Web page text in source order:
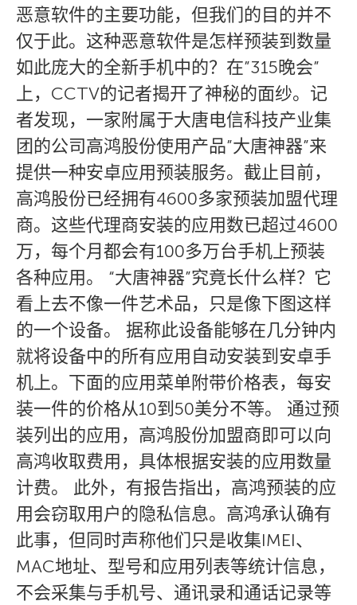
恶意软件的主要功能，但我们的目的并不
仅于此。这种恶意软件是怎样预装到数量
如此庞大的全新手机中的？在”315晚会”
上，CCTV的记者揭开了神秘的面纱。记
者发现，一家附属于大唐电信科技产业集
团的公司高鸿股份使用产品”大唐神器”来
提供一种安卓应用预装服务。截止目前，
高鸿股份已经拥有4600多家预装加盟代理
商。这些代理商安装的应用数已超过4600
万，每个月都会有100多万台手机上预装
各种应用。 “大唐神器”究竟长什么样？它
看上去不像一件艺术品，只是像下图这样
的一个设备。 据称此设备能够在几分钟内
就将设备中的所有应用自动安装到安卓手
机上。下面的应用菜单附带价格表，每安
装一件的价格从10到50美分不等。 通过预
装列出的应用，高鸿股份加盟商即可以向
高鸿收取费用，具体根据安装的应用数量
计费。 此外，有报告指出，高鸿预装的应
用会窃取用户的隐私信息。高鸿承认确有
此事，但同时声称他们只是收集IMEI、
MAC地址、型号和应用列表等统计信息，
不会采集与手机号、通讯录和通话记录等